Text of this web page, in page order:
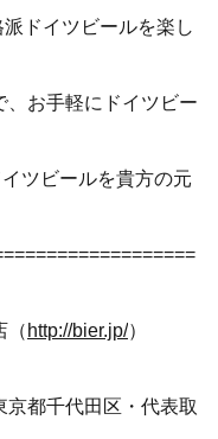
ドイツビールを楽し
お手軽にドイツビー
ツビールを貴方の元
（http://bier.jp/）
都千代田区・代表取